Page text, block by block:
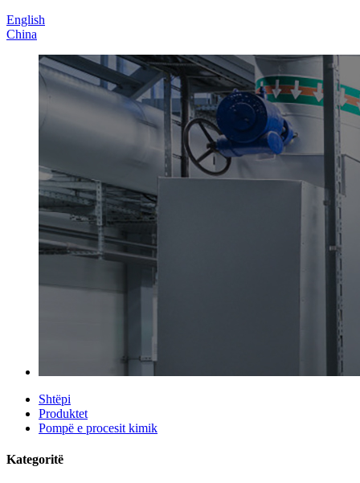
English
China
Shtëpi
Produktet
Pompë e procesit kimik
Kategoritë